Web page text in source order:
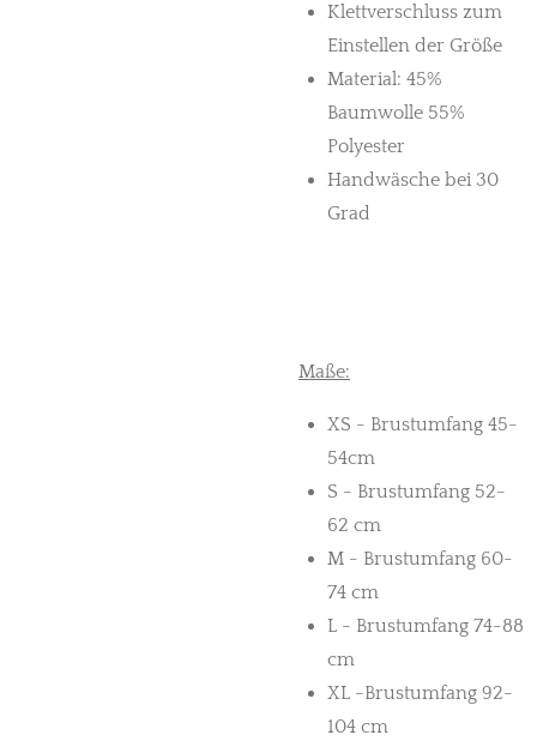
Klettverschluss zum
Einstellen der Größe
Material: 45%
Baumwolle 55%
Polyester
Handwäsche bei 30
Grad
Maße:
XS - Brustumfang 45-
54cm
S - Brustumfang 52-
62 cm
M - Brustumfang 60-
74 cm
L - Brustumfang 74-88
cm
XL -Brustumfang 92-
104 cm